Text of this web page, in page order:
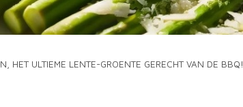
HET ULTIEME LENTE-GROENTE GERECHT VAN DE BBQ!